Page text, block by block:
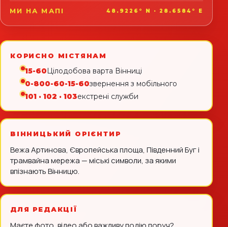
МИ НА МАПІ 48.9226° N · 28.6584° E
КОРИСНО МІСТЯНАМ
15-60Цілодобова варта Вінниці
0-800-60-15-60звернення з мобільного
101 · 102 · 103екстрені служби
ВІННИЦЬКИЙ ОРІЄНТИР
Вежа Артинова, Європейська площа, Південний Буг і
трамвайна мережа — міські символи, за якими
впізнають Вінницю.
ДЛЯ РЕДАКЦІЇ